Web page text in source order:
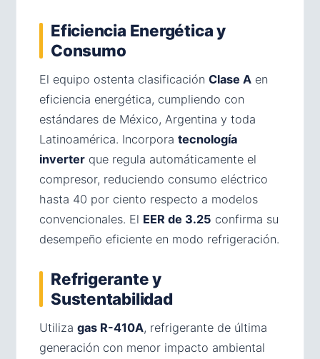
Eficiencia Energética y
Consumo
El equipo ostenta clasificación Clase A en
eficiencia energética, cumpliendo con
estándares de México, Argentina y toda
Latinoamérica. Incorpora tecnología
inverter que regula automáticamente el
compresor, reduciendo consumo eléctrico
hasta 40 por ciento respecto a modelos
convencionales. El EER de 3.25 confirma su
desempeño eficiente en modo refrigeración.
Refrigerante y
Sustentabilidad
Utiliza gas R-410A, refrigerante de última
generación con menor impacto ambiental